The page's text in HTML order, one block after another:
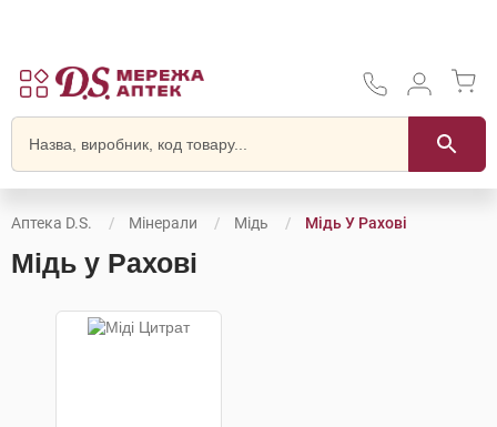
Аптека D.S. Мінерали Мідь Мідь У Рахові
Мідь у Рахові